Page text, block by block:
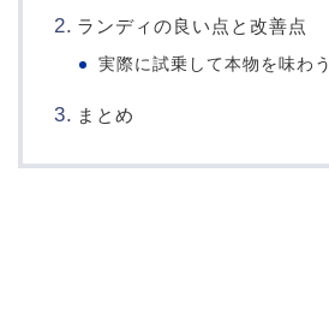
ランディの良い点と改善点
実際に試乗して本物を味わう
まとめ